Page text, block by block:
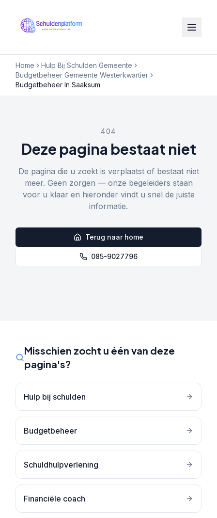
Home
Hulp Bij Schulden Gemeente
Budgetbeheer Gemeente Westerkwartier
Budgetbeheer In Saaksum
404
Deze pagina bestaat niet
De pagina die u zoekt is verplaatst of bestaat niet
meer. Geen zorgen — onze begeleiders staan
voor u klaar en hieronder vindt u snel de juiste
informatie.
Terug naar home
085-9027796
Misschien zocht u één van deze
pagina's?
Hulp bij schulden
Budgetbeheer
Schuldhulpverlening
Financiële coach